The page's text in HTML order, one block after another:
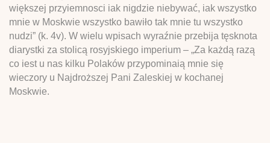
większej przyiemnosci iak nigdzie niebywać, iak wszystko
mnie w Moskwie wszystko bawiło tak mnie tu wszystko
nudzi” (k. 4v). W wielu wpisach wyraźnie przebija tęsknota
diarystki za stolicą rosyjskiego imperium – „Za każdą razą
co iest u nas kilku Polaków przypominaią mnie się
wieczory u Najdroższej Pani Zaleskiej w kochanej
Moskwie.